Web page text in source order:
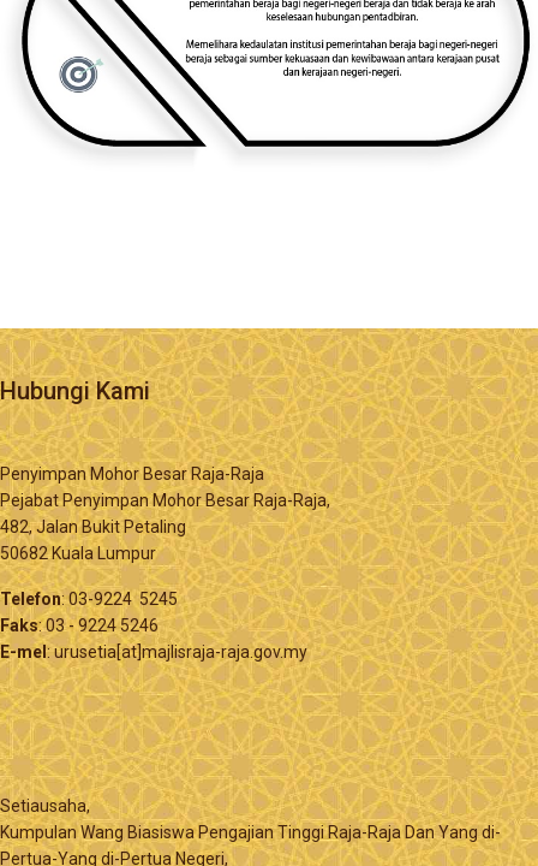
Hubungi Kami
Penyimpan Mohor Besar Raja-Raja
Pejabat Penyimpan Mohor Besar Raja-Raja,
482, Jalan Bukit Petaling
50682 Kuala Lumpur
Telefon: 03-9224 5245
Faks: 03 - 9224 5246
E-mel: urusetia[at]majlisraja-raja.gov.my
Setiausaha,
Kumpulan Wang Biasiswa Pengajian Tinggi Raja-Raja Dan Yang di-
Pertua-Yang di-Pertua Negeri,